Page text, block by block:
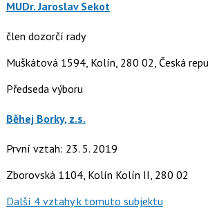
MUDr. Jaroslav Sekot
člen dozorčí rady
Muškátová 1594, Kolín, 280 02, Česká
Předseda výboru
Běhej Borky, z.s.
První vztah: 23. 5. 2019
Zborovská 1104, Kolín Kolín II, 280 02
Další 4 vztahy k tomuto subjektu